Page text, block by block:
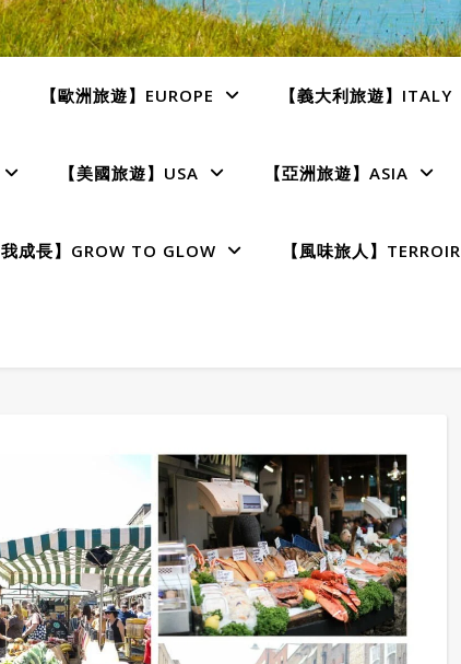
【歐洲旅遊】EUROPE 【義大利旅遊】ITALY
【美國旅遊】USA 【亞洲旅遊】ASIA
我成長】GROW TO GLOW 【風味旅人】TERROIR